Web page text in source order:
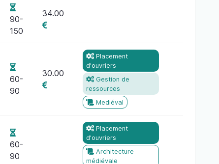
90-
150
34.00
60-
90
30.00
Placement
d'ouvriers
Gestion de
ressources
Mediéval
60-
90
Placement
d'ouvriers
Architecture
médiévale